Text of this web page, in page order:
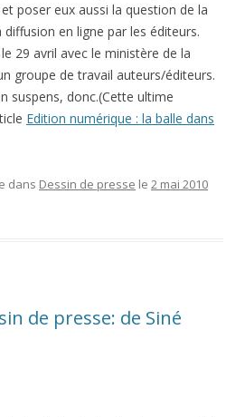
poser eux aussi la question de la
diffusion en ligne par les éditeurs.
29 avril avec le ministère de la
groupe de travail auteurs/éditeurs.
suspens, donc.(Cette ultime
Edition numérique : la balle dans
dans Dessin de presse le 2 mai 2010
de presse: de Siné